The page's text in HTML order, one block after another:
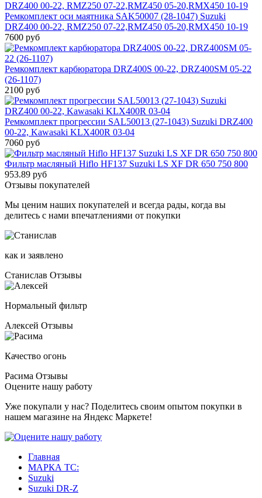
Ремкомплект оси маятника SAK50007 (28-1047) Suzuki
DRZ400 00-22, RMZ250 07-22,RMZ450 05-20,RMX450 10-19
7600 руб
Ремкомплект карбюратора DRZ400S 00-22, DRZ400SM 05-22
(26-1107)
2100 руб
Ремкомплект прогрессии SAL50013 (27-1043) Suzuki DRZ400
00-22, Kawasaki KLX400R 03-04
7060 руб
Фильтр масляный Hiflo HF137 Suzuki LS XF DR 650 750 800
953.89 руб
Отзывы покупателей
Мы ценим наших покупателей и всегда рады, когда вы
делитесь с нами впечатлениями от покупки
как и заявлено
Станислав Отзывы
Нормальный фильтр
Алексей Отзывы
Качество огонь
Расима Отзывы
Оцените нашу работу
Уже покупали у нас? Поделитесь своим опытом покупки в
нашем магазине на Яндекс Маркете!
Главная
МАРКА ТС:
Suzuki
Suzuki DR-Z